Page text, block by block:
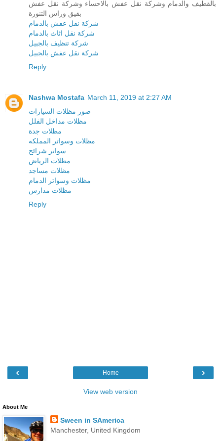
بالقطيف والدمام وشركة نقل عفش بالاحساء وشركة نقل عفش
بقيق وراس التنورة
شركة نقل عفش بالدمام
شركة نقل اثاث بالدمام
شركة تنظيف بالجبيل
شركة نقل عفش بالجبيل
Reply
Nashwa Mostafa March 11, 2019 at 2:27 AM
صور مظلات السيارات
مظلات مداخل الفلل
مظلات جدة
مظلات وسواتر المملكه
سواتر شرائح
مظلات الرياض
مظلات مساجد
مظلات وسواتر الدمام
مظلات مدارس
Reply
‹ ›
Home
View web version
About Me
Sween in SAmerica
Manchester, United Kingdom